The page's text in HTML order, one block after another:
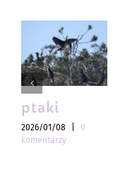
ptaki
2026/01/08
0
komentarzy